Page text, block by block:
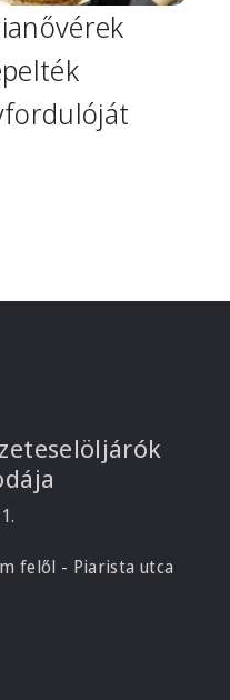
felől - Piarista utca